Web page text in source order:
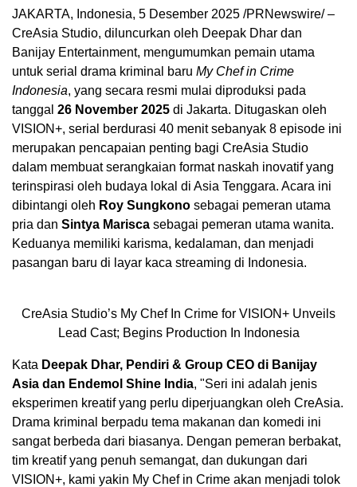
JAKARTA, Indonesia, 5 Desember 2025 /PRNewswire/ –
CreAsia Studio, diluncurkan oleh Deepak Dhar dan
Banijay Entertainment, mengumumkan pemain utama
untuk serial drama kriminal baru My Chef in Crime
Indonesia, yang secara resmi mulai diproduksi pada
tanggal 26 November 2025 di Jakarta. Ditugaskan oleh
VISION+, serial berdurasi 40 menit sebanyak 8 episode ini
merupakan pencapaian penting bagi CreAsia Studio
dalam membuat serangkaian format naskah inovatif yang
terinspirasi oleh budaya lokal di Asia Tenggara. Acara ini
dibintangi oleh Roy Sungkono sebagai pemeran utama
pria dan Sintya Marisca sebagai pemeran utama wanita.
Keduanya memiliki karisma, kedalaman, dan menjadi
pasangan baru di layar kaca streaming di Indonesia.
CreAsia Studio’s My Chef In Crime for VISION+ Unveils
Lead Cast; Begins Production In Indonesia
Kata Deepak Dhar, Pendiri & Group CEO di Banijay
Asia dan Endemol Shine India, "Seri ini adalah jenis
eksperimen kreatif yang perlu diperjuangkan oleh CreAsia.
Drama kriminal berpadu tema makanan dan komedi ini
sangat berbeda dari biasanya. Dengan pemeran berbakat,
tim kreatif yang penuh semangat, dan dukungan dari
VISION+, kami yakin My Chef in Crime akan menjadi tolok